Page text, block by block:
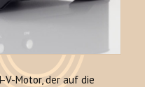
V-Motor, der auf die